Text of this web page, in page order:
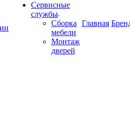
Сервисные
службы
Сборка
мебели
Монтаж
дверей
Главная